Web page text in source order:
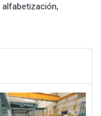
alfabetización,